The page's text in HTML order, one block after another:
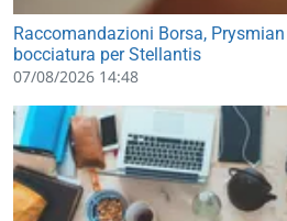
Raccomandazioni Borsa,
bocciatura per Stellantis
07/08/2026 14:48